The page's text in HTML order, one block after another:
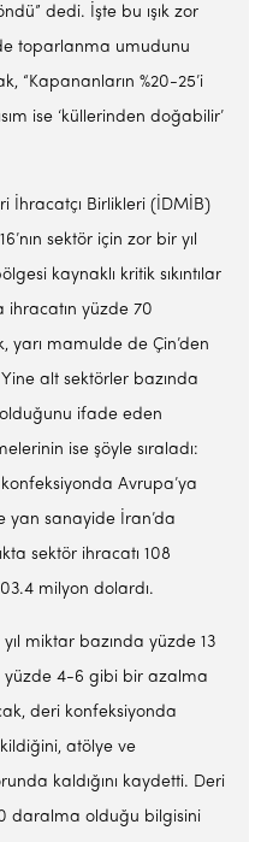
dedi. İşte bu ışık zor
toparlanma umudunu
“Kapananların %20-25’i
ise ‘küllerinden doğabilir’
İhracatçı Birlikleri (İDMİB)
sektör için zor bir yıl
kaynaklı kritik sıkıntılar
ihracatın yüzde 70
yarı mamulde de Çin’den
alt sektörler bazında
olduğunu ifade eden
ise şöyle sıraladı:
Avrupa’ya
yan sanayide İran’da
sektör ihracatı 108
milyon dolardı.
miktar bazında yüzde 13
yüzde 4-6 gibi bir azalma
deri konfeksiyonda
atölye ve
kaldığını kaydetti. Deri
daralma olduğu bilgisini